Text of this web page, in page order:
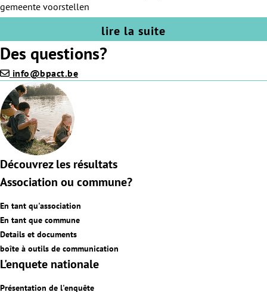
gemeente voorstellen
lire la suite
Des questions?
info@bpact.be
Découvrez les résultats
Association ou commune?
En tant qu'association
En tant que commune
Details et documents
boîte à outils de communication
L'enquete nationale
Présentation de l'enquête